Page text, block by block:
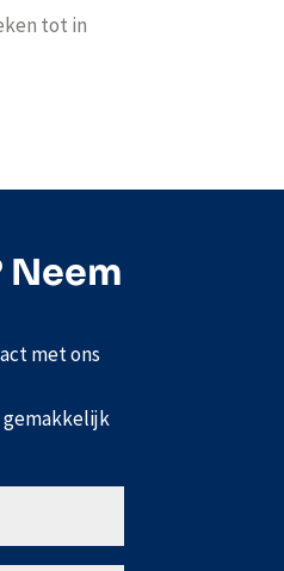
tot in
Neem
met ons
gemakkelijk